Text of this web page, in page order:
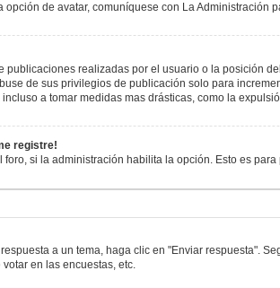
de avatar, comuníquese con La Administración
realizadas por el usuario o la posición
de sus privilegios de publicación solo para
a tomar medidas mas drásticas, como la
registre!
si la administración habilita la opción. Esto es
a un tema, haga clic en "Enviar respuesta".
en las encuestas, etc.